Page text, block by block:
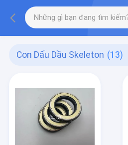
Con Dấu Dầu Skeleton (13)